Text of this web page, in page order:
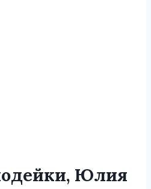
Юлия